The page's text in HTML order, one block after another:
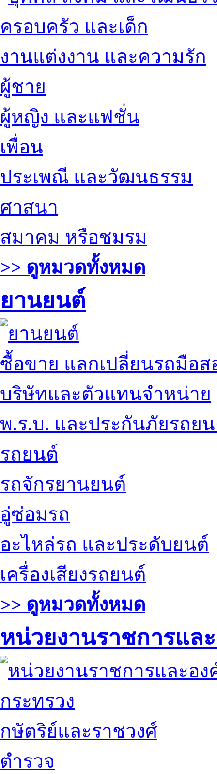
ครอบครัว และเด็ก
งานแต่งงาน และความรัก
ผู้ชาย
ผู้หญิง และแฟชั่น
เพื่อน
ประเพณี และวัฒนธรรม
ศาสนา
สมาคม หรือชมรม
>> ดูหมวดทั้งหมด
ยานยนต์
ซื้อขาย แลกเปลี่ยนรถมือส
บริษัทและตัวแทนจำหน่าย
พ.ร.บ. และประกันภัยรถย
รถยนต์
รถจักรยานยนต์
อู่ซ่อมรถ
อะไหล่รถ และประดับยนต์
เครื่องเสียงรถยนต์
>> ดูหมวดทั้งหมด
หน่วยงานราชการแล
กระทรวง
กษัตริย์และราชวงศ์
ตำรวจ